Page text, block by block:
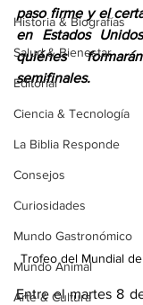
Historia & Biografías
Salud & Bienestar
Editorial
Ciencia & Tecnología
La Biblia Responde
Consejos
Curiosidades
Mundo Gastronómico
Mundo Animal
Arte & Cultura
paso firme y el
en Estados
quiénes
semifinales.
Trofeo del Mundial
Entre el martes 8